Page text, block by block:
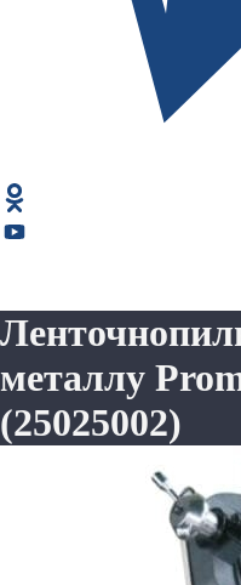
металлу
(25025002)